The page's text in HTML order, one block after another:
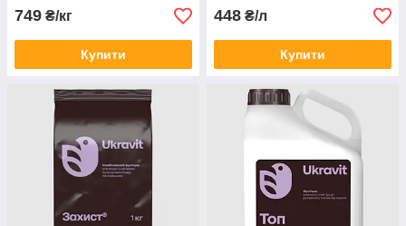
749 ₴/кг
Купити
448 ₴/л
Купити